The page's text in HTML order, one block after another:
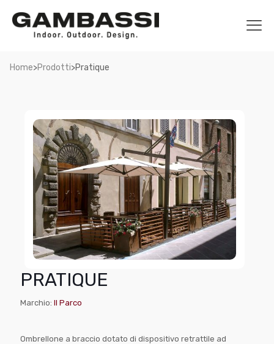
Home>Prodotti>Pratique
PRATIQUE
Marchio: Il Parco
Ombrellone a braccio dotato di dispositivo retrattile ad